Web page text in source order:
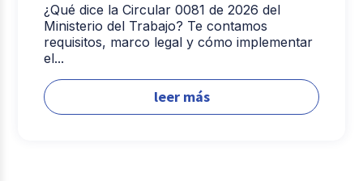
¿Qué dice la Circular 0081 de 2026 del
Ministerio del Trabajo? Te contamos
requisitos, marco legal y cómo implementar
el...
leer más